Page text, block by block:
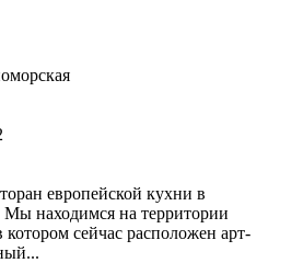
европейской кухни в
Мы находимся на территории
котором сейчас расположен арт-